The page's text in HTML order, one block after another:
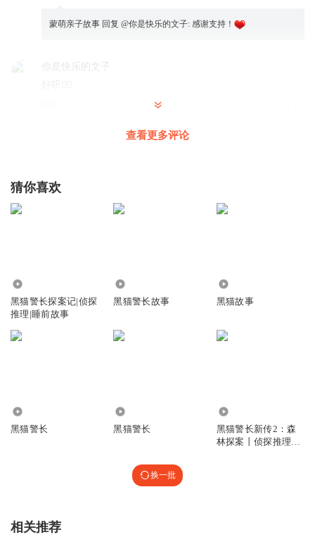
蒙萌亲子故事 回复 @你是快乐的文子: 感谢支持！
你是快乐的文子
回复 @你是快乐的文子:
查看更多评论
猜你喜欢
黑猫警长探案记|侦探
推理|睡前故事
黑猫警长故事 黑猫故事
黑猫警长 黑猫警长
黑猫警长新传2：森
林探案丨侦探推理睡
换一批
相关推荐